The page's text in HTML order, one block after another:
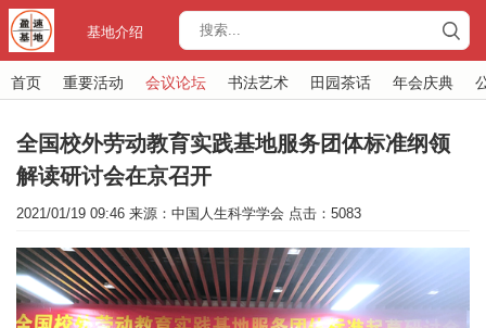
基地介绍
首页 重要活动 会议论坛 书法艺术 田园茶话 年会庆典
全国校外劳动教育实践基地服务团体标准纲领
解读研讨会在京召开
2021/01/19 09:46 来源：中国人生科学学会 点击：5083